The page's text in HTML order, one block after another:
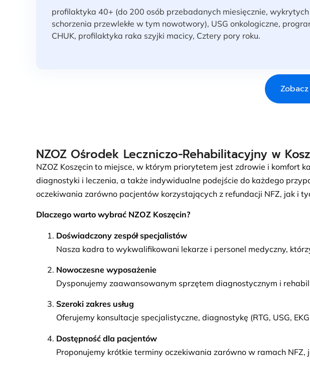
profilaktyka 40+ (do 200 osób przebadanych miesięcznie, wykrytych
schorzenia przewlekłe w tym nowotwory), USG onkologiczne,
CHUK, profilaktyka raka szyjki macicy, Cztery pory roku.
NZOZ Ośrodek Leczniczo-Rehabilitacyjny w
NZOZ Koszęcin to miejsce, w którym priorytetem jest zdrowie i komfort
diagnostyki i leczenia, a także indywidualne podejście do każdego
oczekiwania zarówno pacjentów korzystających z refundacji NFZ, jak i
Dlaczego warto wybrać NZOZ Koszęcin?
Doświadczony zespół specjalistów
Nasza kadra to wykwalifikowani lekarze i personel medyczny,
Nowoczesne wyposażenie
Dysponujemy zaawansowanym sprzętem diagnostycznym i
Szeroki zakres usług
Oferujemy konsultacje specjalistyczne, diagnostykę (RTG, USG,
Dostępność dla pacjentów
Proponujemy krótkie terminy oczekiwania zarówno w ramach